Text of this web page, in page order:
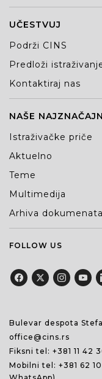
UČESTVUJ
Podrži CINS
Predloži
Kontaktiraj nas
NAŠE
Istraživačke priče
Aktuelno
Teme
Multimedija
Arhiva dokumenata
FOLLOW US
Bulevar despota
office@cins.rs
Fiksni tel: +381 11 42
Mobilni tel: +381 62